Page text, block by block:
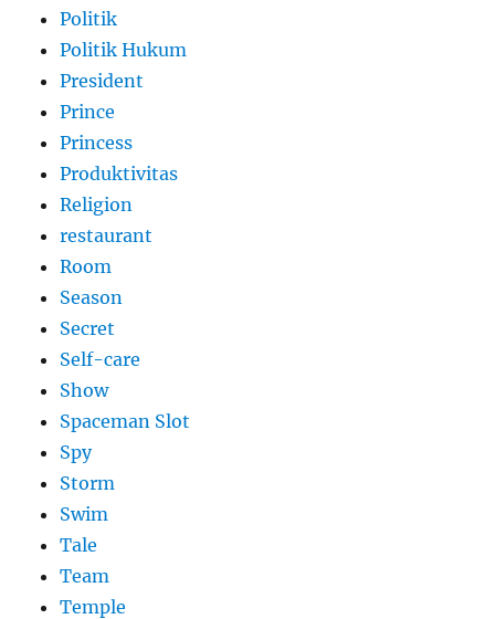
Politik
Politik Hukum
President
Prince
Princess
Produktivitas
Religion
restaurant
Room
Season
Secret
Self-care
Show
Spaceman Slot
Spy
Storm
Swim
Tale
Team
Temple